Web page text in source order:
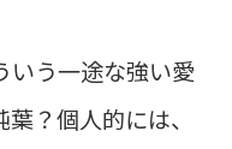
いう一途な強い愛
？個人的には、